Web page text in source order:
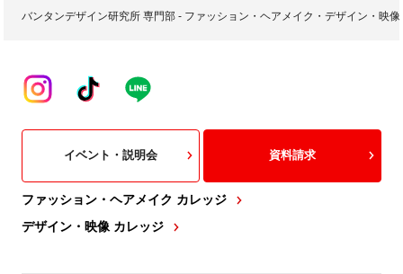
バンタンデザイン研究所 専門部 - ファッション・ヘアメイク・デザイン・映
ファッション・ヘアメイク カレッジ
デザイン・映像 カレッジ
イベント・説明会 資料請求